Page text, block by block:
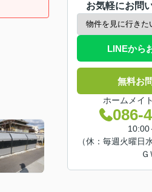
お気軽にお問
LINEから
無料お
ホームメイ
086-
10:00
（休：毎週火曜
Ｇ